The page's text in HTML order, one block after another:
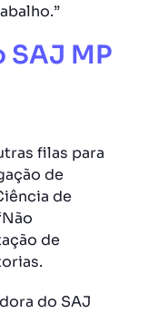
MP
filas para
de
de
de
do SAJ